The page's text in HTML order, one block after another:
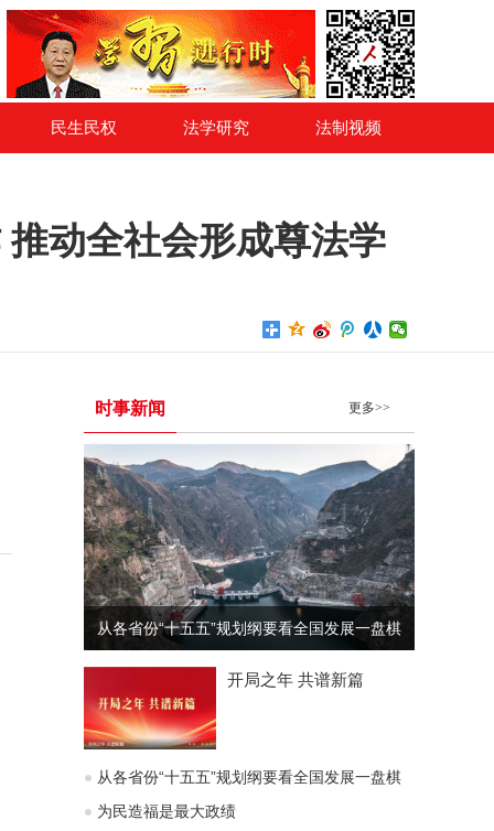
民生民权 法学研究 法制视频
动全社会形成尊法学
时事新闻 更多>>
从各省份“十五五”规划纲要看全国发展一盘棋
开局之年 共谱新篇
从各省份“十五五”规划纲要看全国发展一盘棋
为民造福是最大政绩